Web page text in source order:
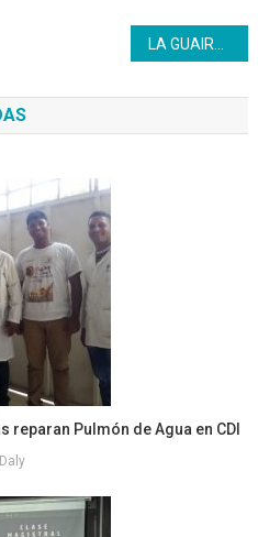
reparan Pulmón de Agua en CDI